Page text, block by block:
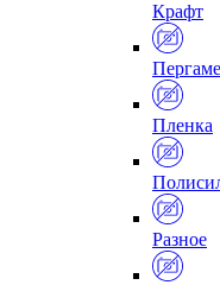
Крафт
Пленка
Разное